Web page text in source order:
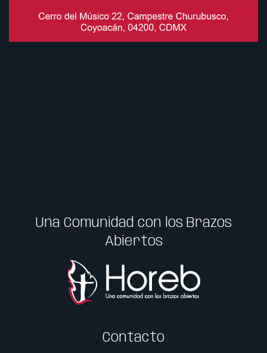
Una Comunidad con los Brazos
Abiertos
Contacto